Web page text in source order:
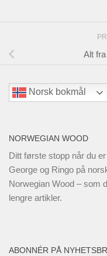
Alt
Norsk bokmål
NORWEGIAN WOOD
Ditt første stopp når du
George og Ringo på
Norwegian Wood – som
lengre artikler.
ABONNÉR PÅ